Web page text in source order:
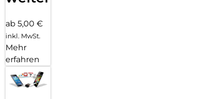
ab 5,00 €
inkl. MwSt.
Mehr
erfahren